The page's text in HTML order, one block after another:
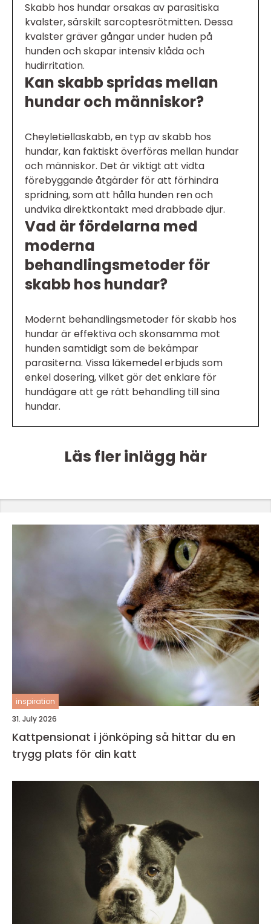
Skabb hos hundar orsakas av parasitiska
kvalster, särskilt sarcoptesrötmitten. Dessa
kvalster gräver gångar under huden på
hunden och skapar intensiv klåda och
hudirritation.
Kan skabb spridas mellan
hundar och människor?
Cheyletiellaskabb, en typ av skabb hos
hundar, kan faktiskt överföras mellan hundar
och människor. Det är viktigt att vidta
förebyggande åtgärder för att förhindra
spridning, som att hålla hunden ren och
undvika direktkontakt med drabbade djur.
Vad är fördelarna med
moderna
behandlingsmetoder för
skabb hos hundar?
Modernt behandlingsmetoder för skabb hos
hundar är effektiva och skonsamma mot
hunden samtidigt som de bekämpar
parasiterna. Vissa läkemedel erbjuds som
enkel dosering, vilket gör det enklare för
hundägare att ge rätt behandling till sina
hundar.
Läs fler inlägg här
inspiration
31. July 2026
Kattpensionat i jönköping så hittar du en
trygg plats för din katt